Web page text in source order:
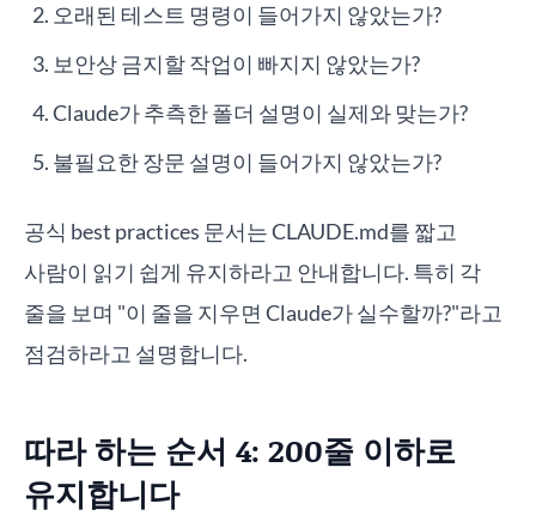
오래된 테스트 명령이 들어가지 않았는가?
보안상 금지할 작업이 빠지지 않았는가?
Claude가 추측한 폴더 설명이 실제와 맞는가?
불필요한 장문 설명이 들어가지 않았는가?
공식 best practices 문서는 CLAUDE.md를 짧고
사람이 읽기 쉽게 유지하라고 안내합니다. 특히 각
줄을 보며 "이 줄을 지우면 Claude가 실수할까?"라고
점검하라고 설명합니다.
따라 하는 순서 4: 200줄 이하로
유지합니다